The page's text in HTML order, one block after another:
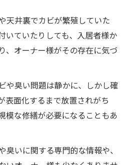
天井裏でカビが繁殖していた
いていたりしても、入居者様か
、オーナー様がその存在に気づ
や臭い問題は静かに、しかし確
表面化するまで放置されがち
模な修繕が必要になることもあ
臭いに関する専門的な情報や、